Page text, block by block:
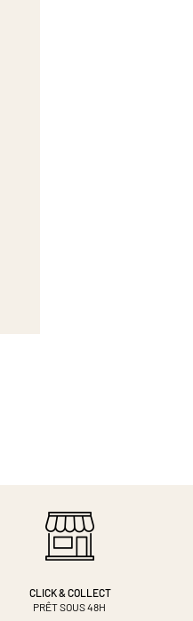
CLICK & COLLECT
PRÊT SOUS 48H